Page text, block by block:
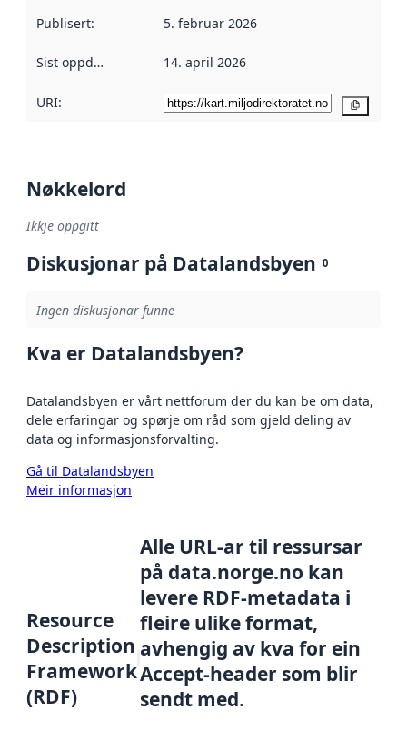
Publisert: 5. februar 2026
Sist oppdatert 14. april 2026
URI:
Nøkkelord
Ikkje oppgitt
Diskusjonar på Datalandsbyen 0
Ingen diskusjonar funne
Kva er Datalandsbyen?
Datalandsbyen er vårt nettforum der du kan be om data,
dele erfaringar og spørje om råd som gjeld deling av
data og informasjonsforvalting.
Gå til Datalandsbyen
Meir informasjon
Resource
Description
Framework
(RDF)
Alle URL-ar til ressursar
på data.norge.no kan
levere RDF-metadata i
fleire ulike format,
avhengig av kva for ein
Accept-header som blir
sendt med.